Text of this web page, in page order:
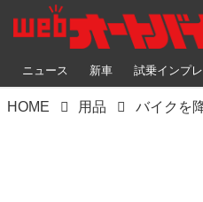
ニュース 新車 試乗インプレ
HOME 用品